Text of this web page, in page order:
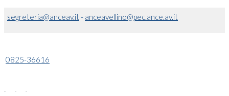
segreteria@anceav.it- anceavellino@pec.ance.av.it
0825-36616